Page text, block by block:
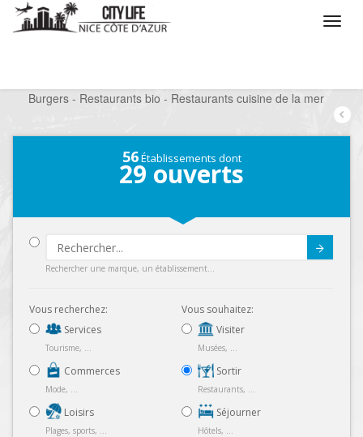
Burgers - Restaurants bio - Restaurants cuisine de la mer
56Établissements dont
29 ouverts
Rechercher une marque, un établissement...
Vous recherchez:
Services
Tourisme, ...
Commerces
Mode, ...
Loisirs
Plages, sports, ...
Vous souhaitez:
Visiter
Musées, ...
Sortir
Restaurants, ...
Séjourner
Hôtels, ...